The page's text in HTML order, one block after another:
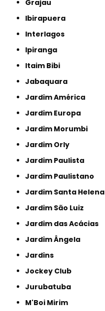
Grajau
Ibirapuera
Interlagos
Ipiranga
Itaim Bibi
Jabaquara
Jardim América
Jardim Europa
Jardim Morumbi
Jardim Orly
Jardim Paulista
Jardim Paulistano
Jardim Santa Helena
Jardim São Luiz
Jardim das Acácias
Jardim Ângela
Jardins
Jockey Club
Jurubatuba
M'Boi Mirim